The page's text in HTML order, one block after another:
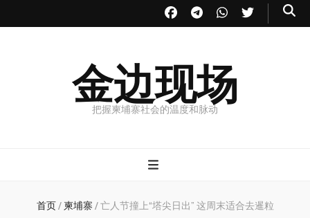
金边现场
把握柬埔寨社会的温度和脉动
首页/ 柬埔寨 /亡人节撞上“塔尖日出” 这周末适合去暹粒